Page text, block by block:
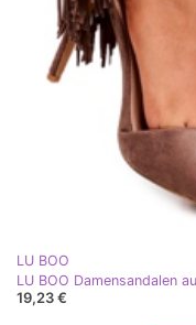
LU BOO
19,23 €